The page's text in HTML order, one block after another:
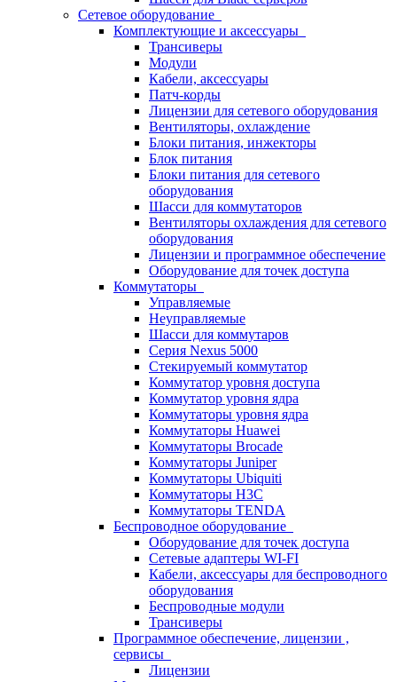
Сетевое оборудование
Комплектующие и аксессуары
Трансиверы
Модули
Кабели, аксессуары
Патч-корды
Лицензии для сетевого оборудования
Вентиляторы, охлаждение
Блоки питания, инжекторы
Блок питания
Блоки питания для сетевого
оборудования
Шасси для коммутаторов
Вентиляторы охлаждения для сетевого
оборудования
Лицензии и программное обеспечение
Оборудование для точек доступа
Коммутаторы
Управляемые
Неуправляемые
Шасси для коммутаров
Серия Nexus 5000
Стекируемый коммутатор
Коммутатор уровня доступа
Коммутатор уровня ядра
Коммутаторы уровня ядра
Коммутаторы Huawei
Коммутаторы Brocade
Коммутаторы Juniper
Коммутаторы Ubiquiti
Коммутаторы H3C
Коммутаторы TENDA
Беспроводное оборудование
Оборудование для точек доступа
Сетевые адаптеры WI-FI
Кабели, аксессуары для беспроводного
оборудования
Беспроводные модули
Трансиверы
Программное обеспечение, лицензии ,
сервисы
Лицензии